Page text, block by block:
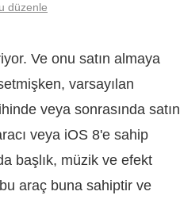
düzenle
Ve onu satın almaya
varsayılan
veya sonrasında satın
veya iOS 8'e sahip
başlık, müzik ve efekt
araç buna sahiptir ve